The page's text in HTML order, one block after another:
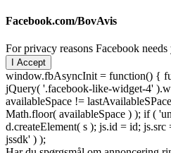
Facebook.com/BovAvis
For privacy reasons Facebook
I Accept
window.fbAsyncInit = function() {
jQuery( '.facebook-like-widget-4'
availableSpace !=
Math.floor( availableSpace ) ); if (
d.createElement( s ); js.id = id;
jssdk' ) );